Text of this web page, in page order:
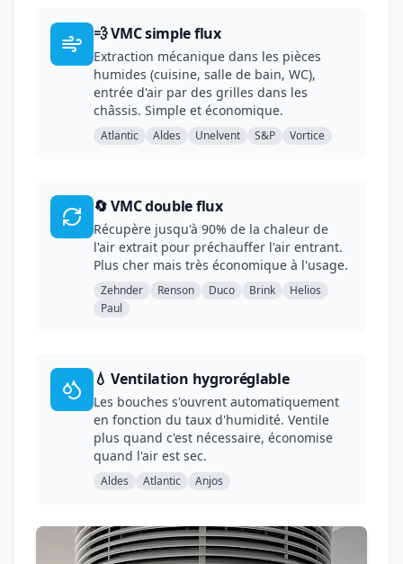
💨 VMC simple flux
Extraction mécanique dans les pièces
humides (cuisine, salle de bain, WC),
entrée d'air par des grilles dans les
châssis. Simple et économique.
Atlantic Aldes Unelvent S&P Vortice
🔄 VMC double flux
Récupère jusqu'à 90% de la chaleur de
l'air extrait pour préchauffer l'air entrant.
Plus cher mais très économique à l'usage.
Zehnder Renson Duco Brink
Helios
Paul
💧 Ventilation hygroréglable
Les bouches s'ouvrent automatiquement
en fonction du taux d'humidité. Ventile
plus quand c'est nécessaire, économise
quand l'air est sec.
Aldes Atlantic Anjos